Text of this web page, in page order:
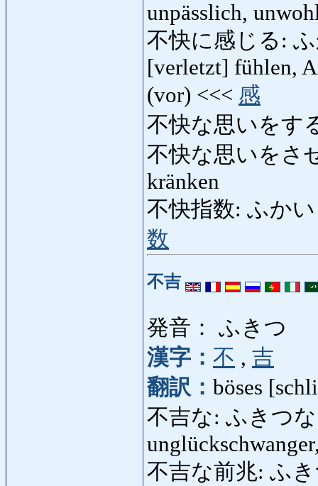
unpässlich,
不快に感じる:
[verletzt] fühlen,
(vor) <<< 感
不快な思いをす
不快な思いをさ
kränken
不快指数: ふか
数
不吉
発音： ふきつ
漢字： 不 , 吉
翻訳： böses
不吉な: ふきつな
不吉な前兆: ふ